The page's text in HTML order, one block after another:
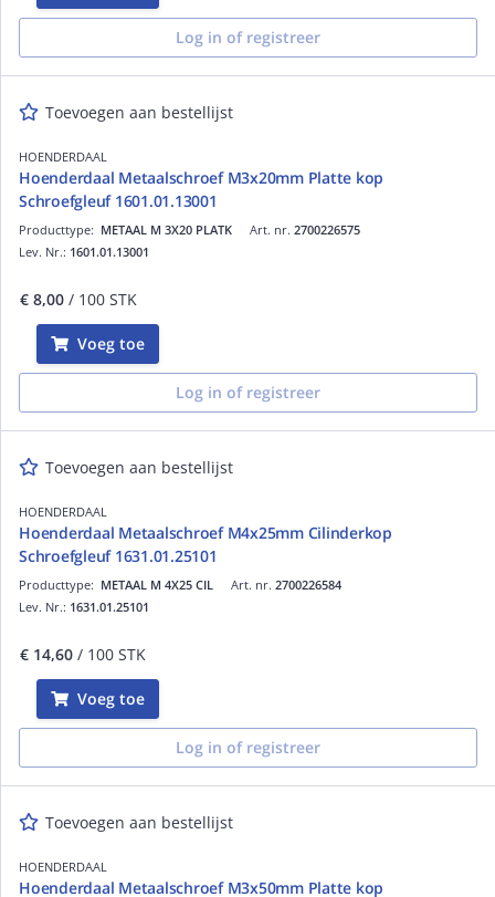
Log in of registreer
Toevoegen aan bestellijst
HOENDERDAAL
Hoenderdaal Metaalschroef M3x20mm Platte kop
Schroefgleuf 1601.01.13001
Art. nr. 2700226575
Producttype: METAAL M 3X20 PLATK
Lev. Nr.: 1601.01.13001
€ 8,00 / 100 STK
Voeg toe
Log in of registreer
Toevoegen aan bestellijst
HOENDERDAAL
Hoenderdaal Metaalschroef M4x25mm Cilinderkop
Schroefgleuf 1631.01.25101
Art. nr. 2700226584
Producttype: METAAL M 4X25 CIL
Lev. Nr.: 1631.01.25101
€ 14,60 / 100 STK
Voeg toe
Log in of registreer
Toevoegen aan bestellijst
HOENDERDAAL
Hoenderdaal Metaalschroef M3x50mm Platte kop